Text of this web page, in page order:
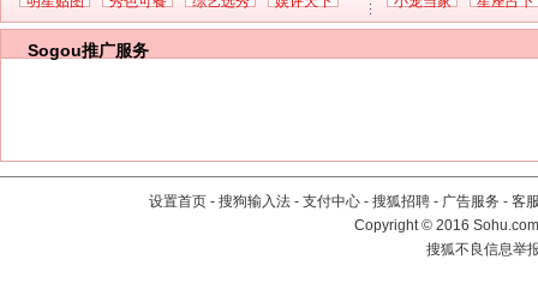
Sogou推广服务
设置首页 - 搜狗输入法 - 支付中心 - 搜狐招聘 - 广告服务 - 客
Copyright©2016
搜狐不良信息举